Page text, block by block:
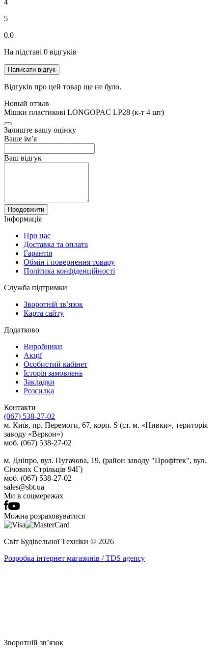
5
0.0
На підставі 0 відгуків
Написати відгук
Відгуків про цей товар ще не було.
Новый отзыв
Мішки пластикові LONGOPAC LP28 (к-т 4 шт)
Залиште вашу оцінку
Ваше ім’я
Ваш відгук
Продовжити
Інформація
Про нас
Доставка та оплата
Гарантія
Обмін і повернення товару
Політика конфіденційності
Служба підтримки
Зворотній зв’язок
Карта сайту
Додатково
Виробники
Акції
Особистий кабінет
Історія замовлень
Закладки
Розсилка
Контакти
(067) 538-27-02
м. Київ, пр. Перемоги, 67, корп. S (ст. м. «Нивки», територія
заводу «Веркон»)
моб. (067) 538-27-02
м. Дніпро, вул. Пугачова, 19, (район заводу "Профітек", вул.
Січових Стрільців 94Г)
моб. (067) 538-27-02
sales@sbt.ua
Ми в соцмережах
Можна розраховуватися
Світ Будівельної Tехніки © 2026
Розробка інтернет магазинів / TDS agency
Зворотній зв’язок